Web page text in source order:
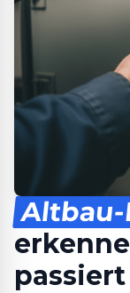
passiert